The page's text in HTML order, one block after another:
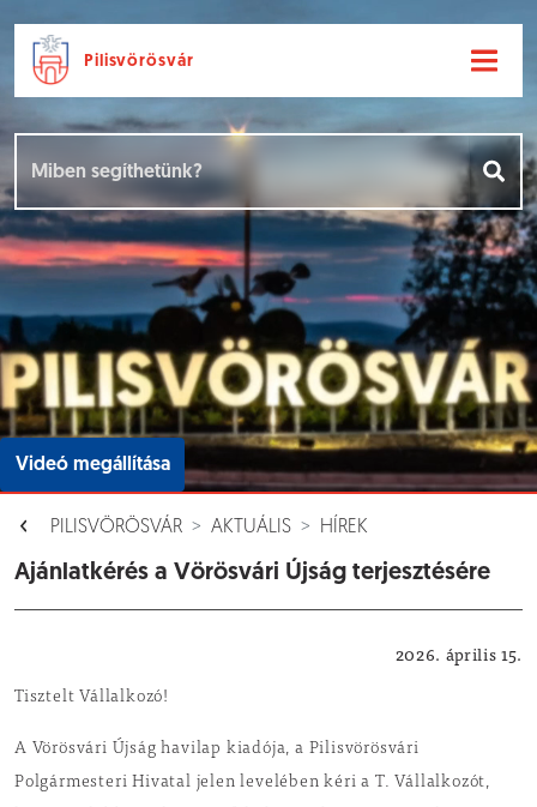
Ugrás a fő tartalomhoz
Pilisvörösvár
Videó megállítása
PILISVÖRÖSVÁR AKTUÁLIS HÍREK
Ajánlatkérés a Vörösvári Újság terjesztésére
2026. április 15.
Tisztelt Vállalkozó!
A Vörösvári Újság havilap kiadója, a Pilisvörösvári
Polgármesteri Hivatal jelen levelében kéri a T. Vállalkozót,
Hírek [
Események []
Dokumentumok [
Aloldalak []